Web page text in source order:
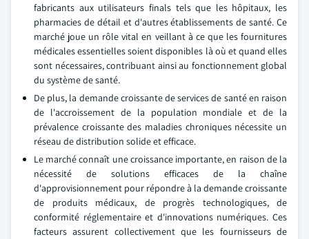
fabricants aux utilisateurs finals tels que les hôpitaux, les
pharmacies de détail et d'autres établissements de santé. Ce
marché joue un rôle vital en veillant à ce que les fournitures
médicales essentielles soient disponibles là où et quand elles
sont nécessaires, contribuant ainsi au fonctionnement global
du système de santé.
De plus, la demande croissante de services de santé en raison
de l'accroissement de la population mondiale et de la
prévalence croissante des maladies chroniques nécessite un
réseau de distribution solide et efficace.
Le marché connaît une croissance importante, en raison de la
nécessité de solutions efficaces de la chaîne
d'approvisionnement pour répondre à la demande croissante
de produits médicaux, de progrès technologiques, de
conformité réglementaire et d'innovations numériques. Ces
facteurs assurent collectivement que les fournisseurs de